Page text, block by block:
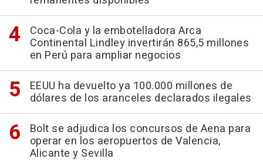
Coca-Cola y la embotelladora Arca
Continental Lindley invertirán 865,5 millones
en Perú para ampliar negocios
EEUU ha devuelto ya 100.000 millones de
dólares de los aranceles declarados ilegales
Bolt se adjudica los concursos de Aena para
operar en los aeropuertos de Valencia,
Alicante y Sevilla